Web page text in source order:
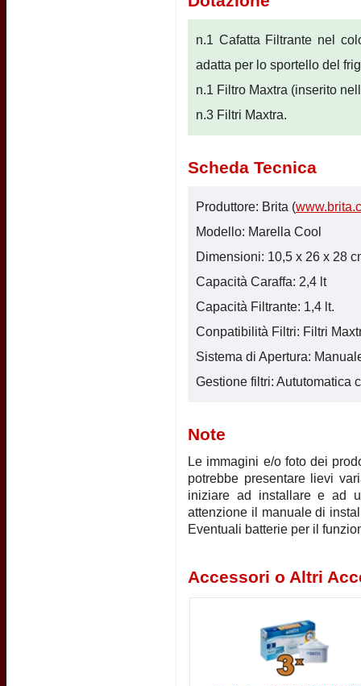
n.1 Cafatta Filtrante nel
adatta per lo sportello del
n.1 Filtro Maxtra (inserito
n.3 Filtri Maxtra.
Scheda Tecnica
Produttore: Brita (
Modello: Marella Cool
Dimensioni: 10,5 x 26 x 28
Capacità Caraffa: 2,4 lt
Capacità Filtrante: 1,4 lt.
Conpatibilità Filtri: Filtri
Sistema di Apertura:
Gestione filtri: Aututomatica
Note
Le immagini e/o foto dei
potrebbe presentare lievi
iniziare ad installare e ad
attenzione il manuale di
Eventuali batterie per il
Accessori o Altri